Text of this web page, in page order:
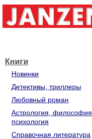
Книги
Новинки
Детективы, триллеры
Любовный роман
Астрология, философия,
психология
Справочная литература